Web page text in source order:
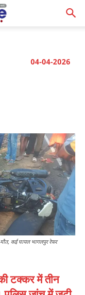
04-04-2026
कई घायल भागलपुर रेफर
टक्कर में तीन